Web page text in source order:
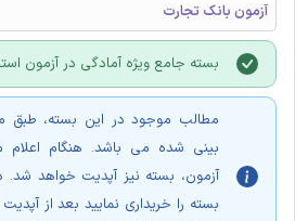
آزمون بانک تجارت
بسته جامع ویژه آمادگی در آزمون
مطالب موجود در این بسته، طبق
بینی شده می باشد. هنگام اعلام
آزمون، بسته نیز آپدیت خواهد شد.
بسته را خریداری نمایید بعد از